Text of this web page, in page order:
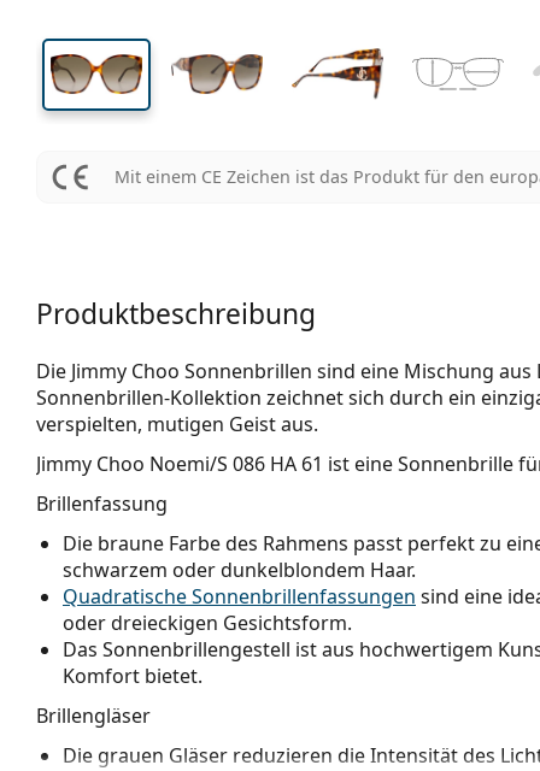
Mit einem CE Zeichen ist das Produkt für den
Produktbeschreibung
Die Jimmy Choo Sonnenbrillen sind eine Mischung
Sonnenbrillen-Kollektion zeichnet sich durch ein
verspielten, mutigen Geist aus.
Jimmy Choo Noemi/S 086 HA 61 ist eine Sonnenbrille
Brillenfassung
Die braune Farbe des Rahmens passt perfekt zu
schwarzem oder dunkelblondem Haar.
Quadratische Sonnenbrillenfassungen sind eine
oder dreieckigen Gesichtsform.
Das Sonnenbrillengestell ist aus hochwertigem
Komfort bietet.
Brillengläser
Die grauen Gläser reduzieren die Intensität des